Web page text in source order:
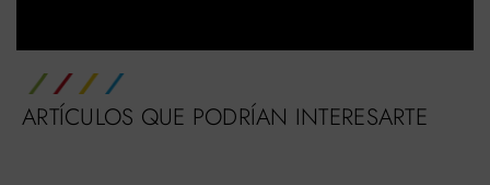
ARTÍCULOS QUE PODRÍAN INTERESARTE